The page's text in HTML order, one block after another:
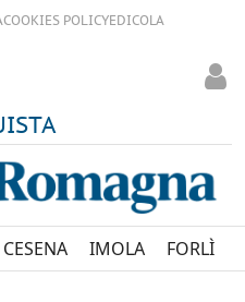
COOKIES POLICYEDICOLA
CESENA IMOLA FORLÌ